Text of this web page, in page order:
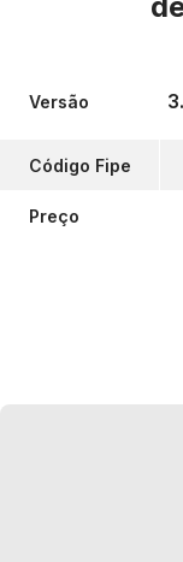
Versão
Código Fipe
Preço